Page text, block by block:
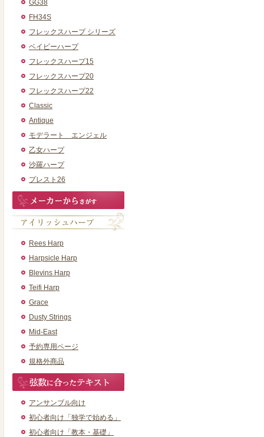
GG38
FH34S
フレックスハープ シリーズ
ベイビーハープ
フレックスハープ15
フレックスハープ20
フレックスハープ22
Classic
Antique
モデラート エンジェル
乙女ハープ
沙羅ハープ
プレスト26
Rees Harp
Harpsicle Harp
Blevins Harp
Teifi Harp
Grace
Dusty Strings
Mid-East
予約専用ページ
規格外商品
アンサンブル向け
初心者向け「独学で始める」
初心者向け「教本・基礎」